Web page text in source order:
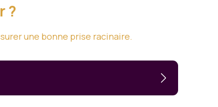
?
une bonne prise racinaire.